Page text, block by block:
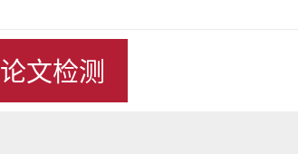
论文检测